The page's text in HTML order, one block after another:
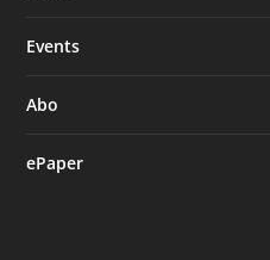
Events
Abo
ePaper